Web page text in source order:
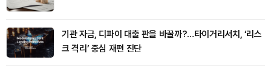
기관 자금, 디파이 대출 판을 바꿀까?…타이거리서치, ‘리스
크 격리’ 중심 재편 진단